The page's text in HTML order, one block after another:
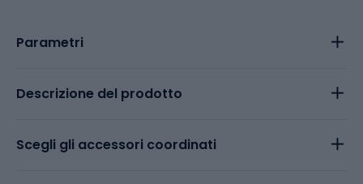
Parametri
Descrizione del prodotto
Scegli gli accessori coordinati